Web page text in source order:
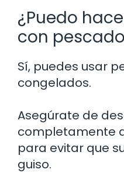
¿Puedo
con
Sí, puedes usar
congelados.
Asegúrate de
completamente
para evitar que
guiso.